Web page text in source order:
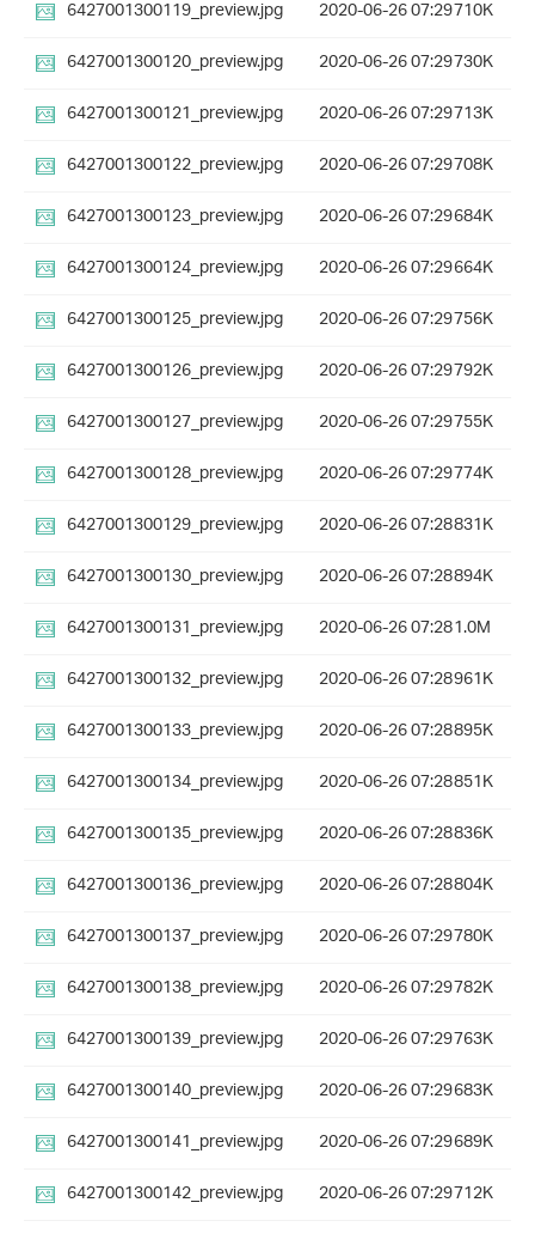
6427001300119_preview.jpg 2020-06-26 07:29710K
6427001300120_preview.jpg
2020-06-26 07:29730K
6427001300121_preview.jpg
2020-06-26 07:29713K
6427001300122_preview.jpg
2020-06-26 07:29708K
6427001300123_preview.jpg
2020-06-26 07:29684K
6427001300124_preview.jpg
2020-06-26 07:29664K
6427001300125_preview.jpg
2020-06-26 07:29756K
6427001300126_preview.jpg
2020-06-26 07:29792K
6427001300127_preview.jpg
2020-06-26 07:29755K
6427001300128_preview.jpg
2020-06-26 07:29774K
6427001300129_preview.jpg
2020-06-26 07:28831K
6427001300130_preview.jpg
2020-06-26 07:28894K
6427001300131_preview.jpg
2020-06-26 07:281.0M
6427001300132_preview.jpg
2020-06-26 07:28961K
6427001300133_preview.jpg
2020-06-26 07:28895K
6427001300134_preview.jpg
2020-06-26 07:28851K
6427001300135_preview.jpg
2020-06-26 07:28836K
6427001300136_preview.jpg
2020-06-26 07:28804K
6427001300137_preview.jpg
2020-06-26 07:29780K
6427001300138_preview.jpg
2020-06-26 07:29782K
6427001300139_preview.jpg
2020-06-26 07:29763K
6427001300140_preview.jpg
2020-06-26 07:29683K
6427001300141_preview.jpg
2020-06-26 07:29689K
6427001300142_preview.jpg
2020-06-26 07:29712K